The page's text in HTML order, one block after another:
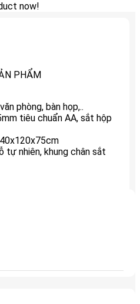
now!
PHẨM
phòng, bàn họp,..
tiêu chuẩn AA, sắt hộp
tự nhiên, khung chân sắt